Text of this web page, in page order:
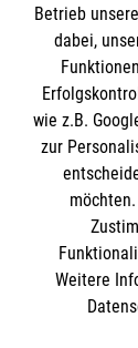
Kontakt
Die
Betrieb
dabei,
wie z.B.
zur
Weitere